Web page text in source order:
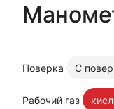
Поверка С
Рабочий газ